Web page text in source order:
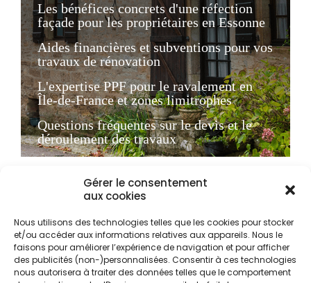
Gérer le consentement
aux cookies
Nous utilisons des technologies telles que les cookies pour stocker
et/ou accéder aux informations relatives aux appareils. Nous le
faisons pour améliorer l’expérience de navigation et pour afficher
des publicités (non-)personnalisées. Consentir à ces technologies
nous autorisera à traiter des données telles que le comportement
Les bénéfices concrets d'une réfection
façade pour les propriétaires en Essonne
Aides financières et subventions pour vos
travaux de rénovation
L'expertise PPF pour le ravalement en
Île-de-France et zones limitrophes
Questions fréquentes sur le devis et le
déroulement des travaux
Contexte local et enjeux
du ravalement de façade
à Essonne
Le département de l'Essonne (91) présente une